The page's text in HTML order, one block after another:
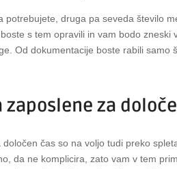
potrebujete, druga pa seveda število
s tem opravili in vam bodo zneski
Od dokumentacije boste rabili samo
za
čas so na voljo tudi preko
da ne komplicira, zato vam v tem